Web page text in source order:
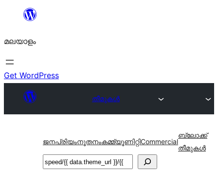
ഉള്ളടക്കത്തിലേക്ക്
മലയാളം
Get WordPress
തീമുകൾ
ജനപ്രിയംനൂതനംകമ്മ്യൂണിറ്റിCommercial
ബ്ലോക്ക്
തീമുകൾ
തിരയുക